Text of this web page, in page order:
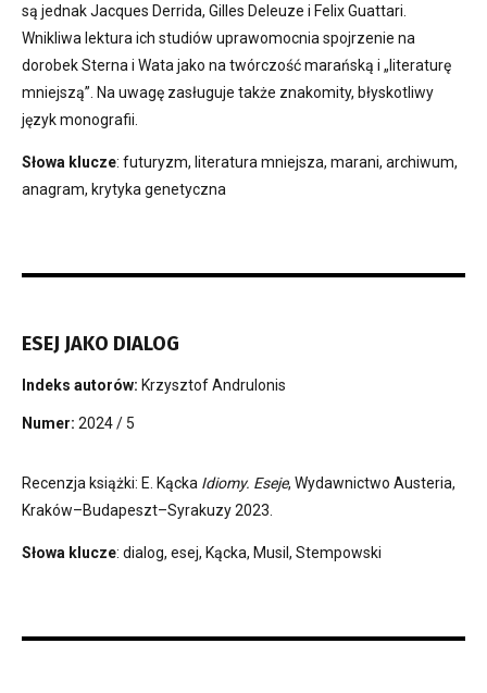
są jednak Jacques Derrida, Gilles Deleuze i Felix Guattari.
Wnikliwa lektura ich studiów uprawomocnia spojrzenie na
dorobek Sterna i Wata jako na twórczość marańską i „literaturę
mniejszą”. Na uwagę zasługuje także znakomity, błyskotliwy
język monografii.
Słowa klucze: futuryzm, literatura mniejsza, marani, archiwum,
anagram, krytyka genetyczna
ESEJ JAKO DIALOG
Indeks autorów: Krzysztof Andrulonis
Numer: 2024 / 5
Recenzja książki: E. Kącka Idiomy. Eseje, Wydawnictwo Austeria,
Kraków–Budapeszt–Syrakuzy 2023.
Słowa klucze: dialog, esej, Kącka, Musil, Stempowski